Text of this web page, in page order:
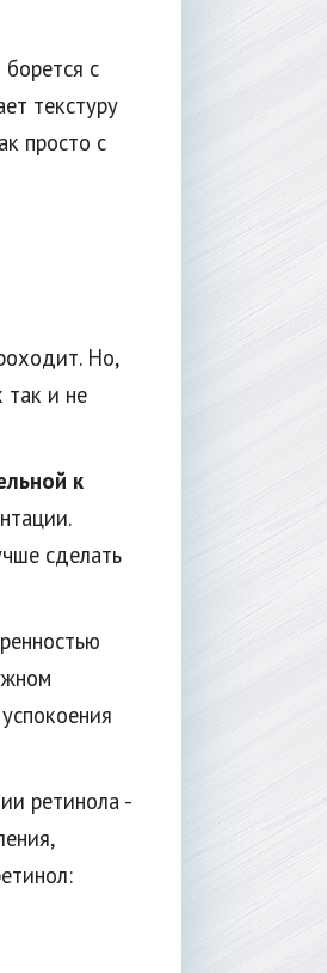
с
текстуру
просто с
Но,
так и не
к
сделать
ретинола -